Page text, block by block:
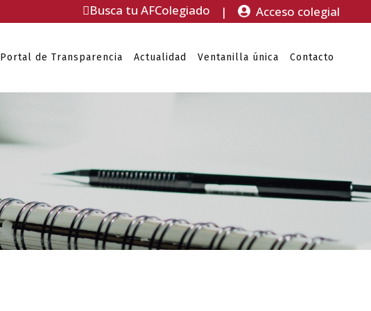
Busca tu AFColegiado | Acceso colegial
Portal de Transparencia Actualidad Ventanilla única Contacto